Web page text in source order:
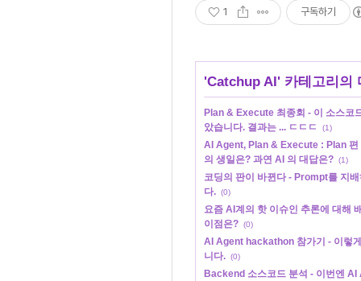
1 구독하기
'Catchup AI' 카테고리의
Plan & Execute 최종회 - 이 소스코
았습니다. 결과는 ... ㄷㄷㄷ
(1)
AI Agent, Plan & Execute : Plan
의 생일은? 과연 AI 의 대답은? (1)
코딩의 판이 바뀐다 - Prompt를 지
다. (0)
요즘 AI계의 핫 이슈인 추론에 대해
이점은? (0)
AI Agent hackathon 참가기 - 이렇
니다. (0)
Backend 소스코드 분석 - 이번엔